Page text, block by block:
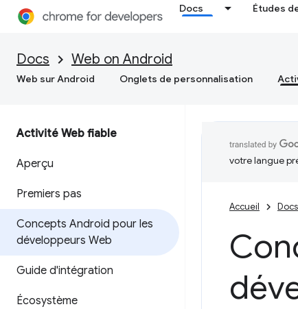
Docs Études
Docs Web on Android
Web sur Android Onglets de personnalisation
Activité Web fiable
Aperçu
Premiers pas
Concepts Android pour les
développeurs Web
Guide d'intégration
Écosystème
votre langue
Accueil Docs